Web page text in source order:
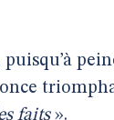
faits».